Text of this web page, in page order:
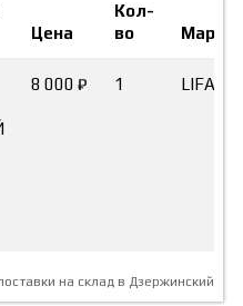
Цена
Кол-
во
Марка
8 000 ₽ 1 LIFAN
на склад в Дзержинский